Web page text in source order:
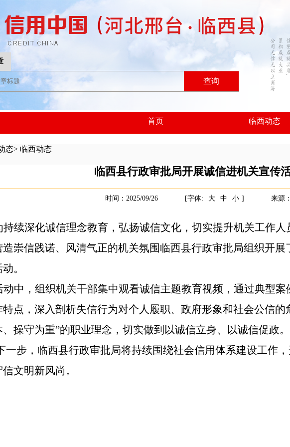
查询
首页 临西动态
态> 临西动态
临西县行政审批局开展诚信进机关宣传
时间：2025/09/26 [字体: 大 中 小 ] 来源：
持续深化诚信理念教育，弘扬诚信文化，切实提升机关工作
造崇信践诺、风清气正的机关氛围临西县行政审批局组织开展
。
动中，组织机关干部集中观看诚信主题教育视频，通过典型
特点，深入剖析失信行为对个人履职、政府形象和社会公信的
操守为重”的职业理念，切实做到以诚信立身、以诚信促政。
一步， 临西县行政审批局将持续围绕社会信用体系建设工作
文明新风尚。